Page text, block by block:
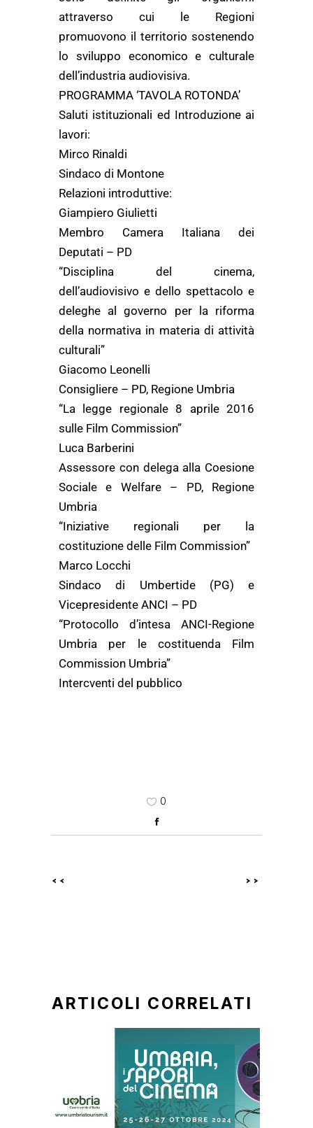
attraverso cui le Regioni
promuovono il territorio sostenendo
lo sviluppo economico e culturale
dell’industria audiovisiva.
PROGRAMMA ‘TAVOLA ROTONDA’
Saluti istituzionali ed Introduzione ai
lavori:
Mirco Rinaldi
Sindaco di Montone
Relazioni introduttive:
Giampiero Giulietti
Membro Camera Italiana dei
Deputati – PD
“Disciplina del cinema,
dell’audiovisivo e dello spettacolo e
deleghe al governo per la riforma
della normativa in materia di attività
culturali”
Giacomo Leonelli
Consigliere – PD, Regione Umbria
“La legge regionale 8 aprile 2016
sulle Film Commission”
Luca Barberini
Assessore con delega alla Coesione
Sociale e Welfare – PD, Regione
Umbria
“Iniziative regionali per la
costituzione delle Film Commission”
Marco Locchi
Sindaco di Umbertide (PG) e
Vicepresidente ANCI – PD
“Protocollo d’intesa ANCI-Regione
Umbria per le costituenda Film
Commission Umbria”
Intercventi del pubblico
0
<< >>
ARTICOLI CORRELATI